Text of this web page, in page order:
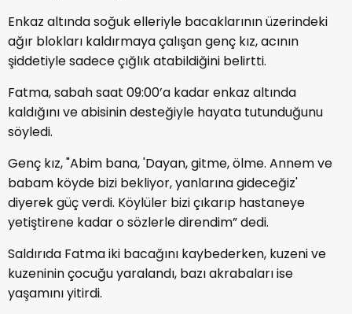
Enkaz altında soğuk elleriyle bacaklarının üzerindeki
ağır blokları kaldırmaya çalışan genç kız, acının
şiddetiyle sadece çığlık atabildiğini belirtti.
Fatma, sabah saat 09:00’a kadar enkaz altında
kaldığını ve abisinin desteğiyle hayata tutunduğunu
söyledi.
Genç kız, "Abim bana, 'Dayan, gitme, ölme. Annem ve
babam köyde bizi bekliyor, yanlarına gideceğiz'
diyerek güç verdi. Köylüler bizi çıkarıp hastaneye
yetiştirene kadar o sözlerle direndim” dedi.
Saldırıda Fatma iki bacağını kaybederken, kuzeni ve
kuzeninin çocuğu yaralandı, bazı akrabaları ise
yaşamını yitirdi.